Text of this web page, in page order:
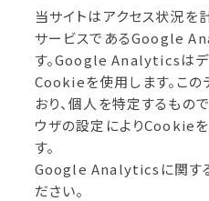
当サイトはアクセス状況
サービスであるGoogle
す。Google Analyticsは
Cookieを使用します。こ
おり、個人を特定するもの
ウザの設定によりCookie
す。
Google Analyticsに関す
ださい。